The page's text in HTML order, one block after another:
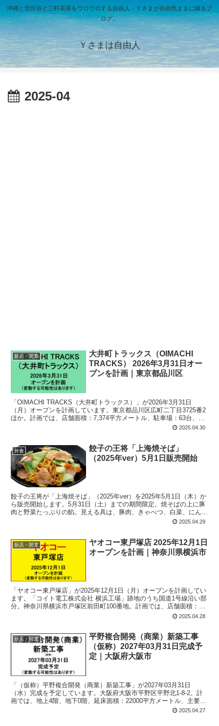
沖縄と世田谷と三軒茶屋をウロウロする自由人・Ｙさまが自由気ままに綴るブ
ログ。
Ｙさまは自由人
2025-04
新店・開業
大井町トラックス（OIMACHI
TRACKS） 2026年3月31日オー
プンを計画｜東京都品川区
「OIMACHI TRACKS（大井町トラックス）」が2026年3月31日
（月）オープンを計画しています。東京都品川区広町二丁目3725番2
ほか。計画では、店舗面積：7,374平方メートル、駐車場：63台、駐
2025.04.30
外食
餃子の王将「上海焼そば」
（2025年ver）5月1日販売開始
餃子の王将が「上海焼そば」（2025年ver）を2025年5月1日（木）か
ら販売開始します。5月31日（土）までの期間限定。焼そばの上に豚
肉と野菜たっぷりの餡。見える具は、豚肉、きゃべつ、白菜、にんじ
ん、きくらげ、長ねぎ、など。北海道産小麦粉のモチモチ麺に特製の
2025.04.29
新店・開業
ヤオコー東戸塚店 2025年12月1日
オープンを計画｜神奈川県横浜市
「ヤオコー東戸塚店」が2025年12月1日（月）オープンを計画してい
ます。「コイト電工株式会社 横浜工場」跡地のうち国道1号線沿い部
分。神奈川県横浜市戸塚区前田町100番地。計画では、店舗面積：
1,798平方メートル、駐車場：105台、駐輪場：90台、営業時間：午
2025.04.28
新店・開業
平野複合開発（商業）新築工事
（仮称）2027年03月31日完成予
定｜大阪府大阪市
「（仮称）平野複合開発（商業）新築工事」が2027年03月31日
（水）完成を予定しています。大阪府大阪市平野区平野北1-8-2。計
画では、地上4階、地下0階、延床面積：22000平方メートル、主要用
2025.04.27